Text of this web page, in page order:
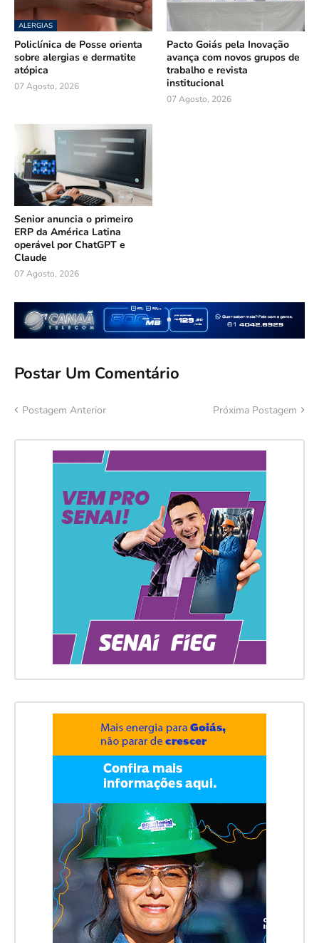
ALERGIAS
Policlínica de Posse orienta
sobre alergias e dermatite
atópica
07 Agosto, 2026
Pacto Goiás pela Inovação
avança com novos grupos de
trabalho e revista
institucional
07 Agosto, 2026
Senior anuncia o primeiro
ERP da América Latina
operável por ChatGPT e
Claude
07 Agosto, 2026
Postar Um Comentário
Postagem Anterior Próxima Postagem